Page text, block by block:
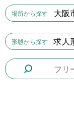
雇用期
1日間
場所から探す 大阪
形態から探す 求人